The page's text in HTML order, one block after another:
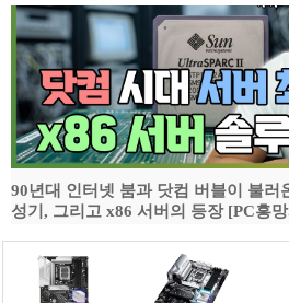
90년대 인터넷 붐과 닷컴 버블이 불러
성기, 그리고 x86 서버의 등장 [PC흥